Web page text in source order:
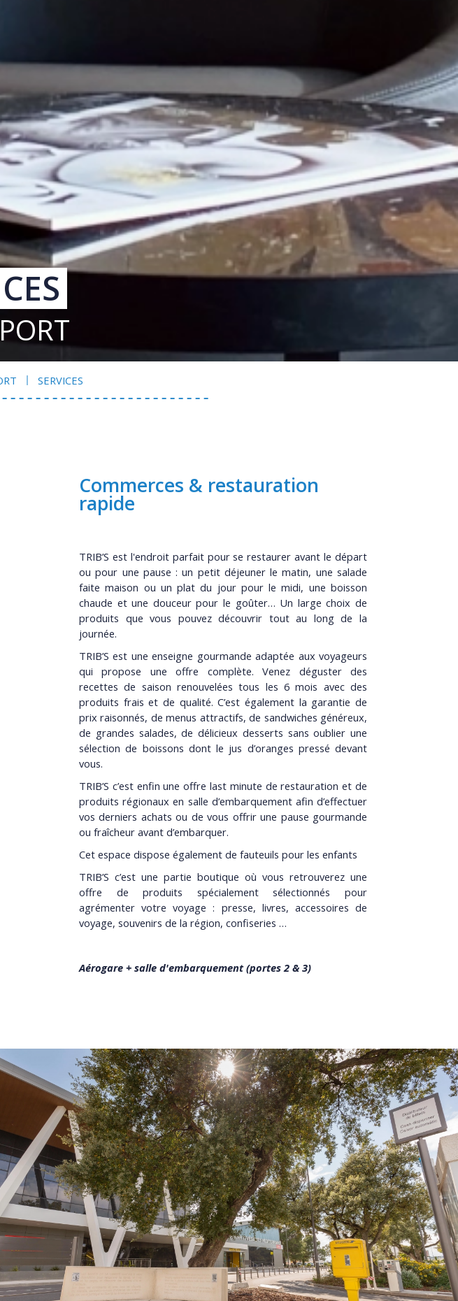
SERVICES
Commerces & restauration
rapide
TRIB’S est l'endroit parfait pour se restaurer avant le départ
ou pour une pause : un petit déjeuner le matin, une salade
faite maison ou un plat du jour pour le midi, une boisson
chaude et une douceur pour le goûter… Un large choix de
produits que vous pouvez découvrir tout au long de la
journée.
TRIB’S est une enseigne gourmande adaptée aux voyageurs
qui propose une offre complète. Venez déguster des
recettes de saison renouvelées tous les 6 mois avec des
produits frais et de qualité. C’est également la garantie de
prix raisonnés, de menus attractifs, de sandwiches généreux,
de grandes salades, de délicieux desserts sans oublier une
sélection de boissons dont le jus d’oranges pressé devant
vous.
TRIB’S c’est enfin une offre last minute de restauration et de
produits régionaux en salle d’embarquement afin d’effectuer
vos derniers achats ou de vous offrir une pause gourmande
ou fraîcheur avant d’embarquer.
Cet espace dispose également de fauteuils pour les enfants
TRIB’S c’est une partie boutique où vous retrouverez une
offre de produits spécialement sélectionnés pour
agrémenter votre voyage : presse, livres, accessoires de
voyage, souvenirs de la région, confiseries …
Aérogare + salle d'embarquement (portes 2 & 3)